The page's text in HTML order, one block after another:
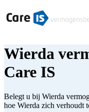
Wierda
Care IS
Belegt u bij Wierda
hoe Wierda zich verhoudt